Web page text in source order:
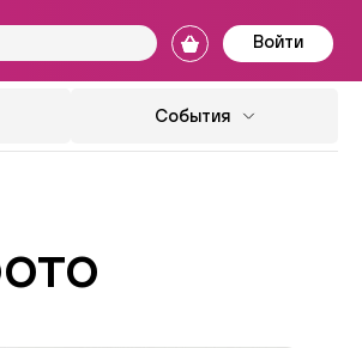
Войти
События